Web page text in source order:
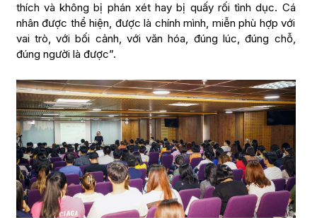
thích và không bị phán xét hay bị quấy rối tình dục. Cá
nhân được thể hiện, được là chính mình, miễn phù hợp với
vai trò, với bối cảnh, với văn hóa, đúng lúc, đúng chỗ,
đúng người là được”.